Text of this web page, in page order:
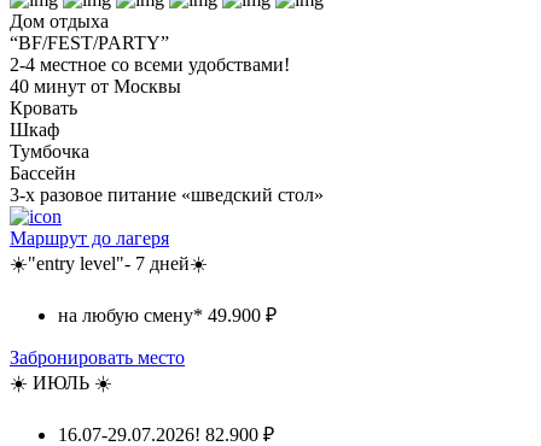
Дом отдыха
“BF/FEST/PARTY”
2-4 местное со всеми удобствами!
40 минут от Москвы
Кровать
Шкаф
Тумбочка
Бассейн
3-х разовое питание «шведский стол»
Маршрут до лагеря
☀️"entry level"- 7 дней☀️
на любую смену* 49.900 ₽
Забронировать место
☀️ ИЮЛЬ ☀️
16.07-29.07.2026! 82.900 ₽